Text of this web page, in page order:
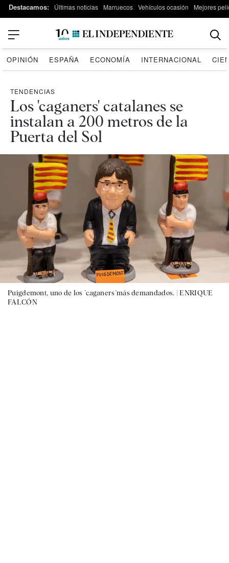
Destacamos: Últimas noticias Marruecos Vehículos ocasión Mejores
OPINIÓN ESPAÑA ECONOMÍA INTERNACIONAL
TENDENCIAS
Los 'caganers' catalanes se
instalan a 200 metros de la
Puerta del Sol
Puigdemont, uno de los `caganers`más demandados. |ENRIQUE
FALCÓN